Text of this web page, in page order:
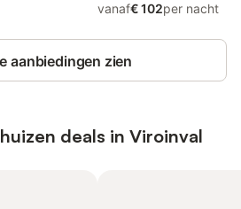
vanaf€ 102per nacht
aanbiedingen zien
deals in Viroinval